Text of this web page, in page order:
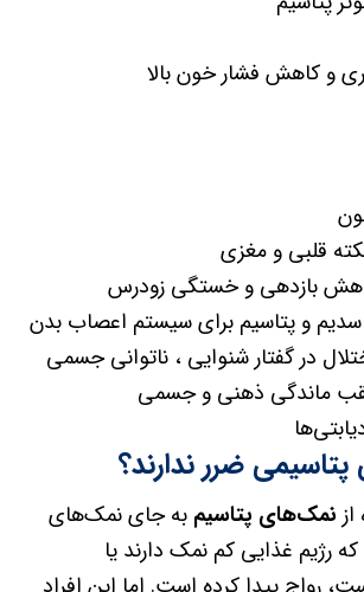
و کاهش فشار خون بالا
قلبی و مغزی
بازدهی و خستگی زودرس
و پتاسیم برای سیستم اعصاب بدن
در گفتار شنوایی ، ناتوانی جسمی
ماندگی ذهنی و جسمی
ضرر ندارند؟
نمک‌های پتاسیم به جای نمک‌های
رژیم غذایی کم نمک دارند یا